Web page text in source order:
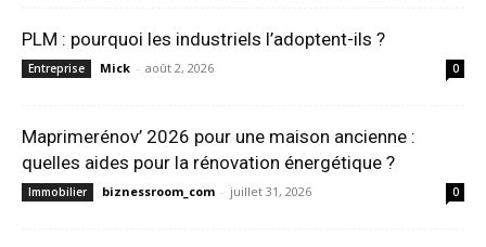
PLM : pourquoi les industriels l’adoptent-ils ?
Entreprise Mick - août 2, 2026 0
Maprimerénov’ 2026 pour une maison ancienne :
quelles aides pour la rénovation énergétique ?
Immobilier biznessroom_com - juillet 31, 2026 0